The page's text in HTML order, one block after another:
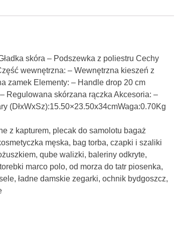
skóra – Podszewka z poliestru Cechy
wewnętrzna: – Wewnętrzna kieszeń z
zamek Elementy: – Handle drop 20 cm
Regulowana skórzana rączka Akcesoria: –
(DłxWxSz):15.50×23.50x34cmWaga:0.70Kg
z kapturem, plecak do samolotu bagaż
męska, bag torba, czapki i szaliki
qube walizki, baleriny odkryte,
marco polo, od morza do tatr piosenka,
ładne damskie zegarki, ochnik bydgoszcz,